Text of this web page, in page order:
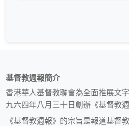
基督教週報簡介
香港華人基督教聯會為全面推展文
九六四年八月三十日創辦《基督教
《基督教週報》的宗旨是報道基督